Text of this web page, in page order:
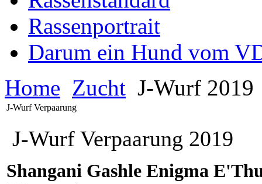
Rassenportrait
Darum ein Hund vom
Home Zucht J-Wurf 2019
J-Wurf Verpaarung
J-Wurf Verpaarung 2019
Shangani Gashle Enigma